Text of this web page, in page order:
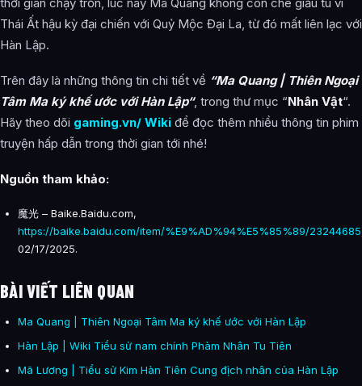
Thái Ất hậu kỳ đại chiến với Quỷ Mộc Đại La, từ đó mất liên lạc với
Hàn Lập.
Trên đây là những thông tin chi tiết về “Ma Quang | Thiên Ngoại
Tâm Ma ký khế ước với Hàn Lập“, trong thư mục “Nhân Vật“.
Hãy theo dõi gaming.vn/ Wiki để đọc thêm nhiều thông tin phim
truyện hấp dẫn trong thời gian tới nhé!
Nguồn tham khảo:
魔光 – Baike.Baidu.com,
https://baike.baidu.com/item/%E9%AD%94%E5%85%89/23244685
02/17/2025.
BÀI VIẾT LIÊN QUAN
Ma Quang | Thiên Ngoại Tâm Ma ký khế ước với Hàn Lập
Hàn Lập | Wiki Tiểu sử nam chính Phàm Nhân Tu Tiên
Mã Lương | Tiểu sử Kim Hàn Tiên Cung địch nhân của Hàn Lập